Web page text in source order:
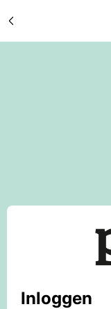
Inloggen